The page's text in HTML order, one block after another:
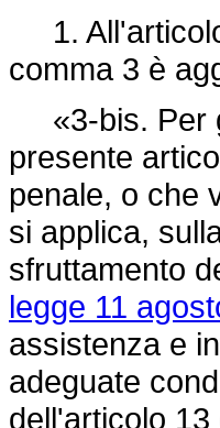
1.
comma 3 è
«3-bis. Per
presente
penale, o che
si applica,
sfruttamento
legge 11
assistenza e
adeguate
dell'articolo 13